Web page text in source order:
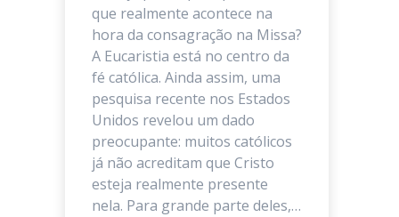
que realmente acontece na
hora da consagração na Missa?
A Eucaristia está no centro da
fé católica. Ainda assim, uma
pesquisa recente nos Estados
Unidos revelou um dado
preocupante: muitos católicos
já não acreditam que Cristo
esteja realmente presente
nela. Para grande parte deles,…